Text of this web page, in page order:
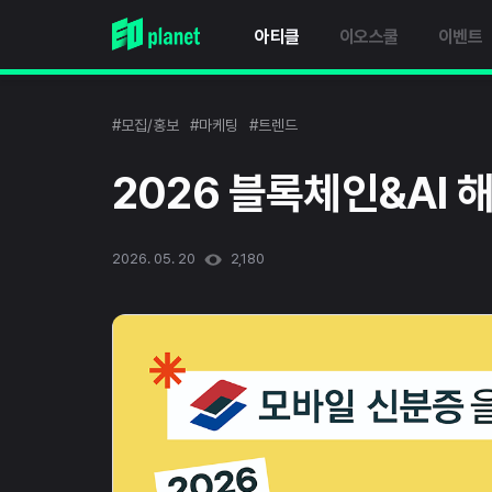
아티클 이오스쿨 이벤트
#모집/홍보 #마케팅 #트렌드
2026 블록체인&AI
2026. 05. 20 2,180